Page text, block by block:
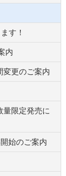
す！
内
変更のご案内
限定発売に
始のご案内